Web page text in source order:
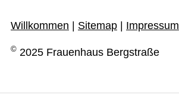
Willkommen | Sitemap | Impressum
© 2025 Frauenhaus Bergstraße